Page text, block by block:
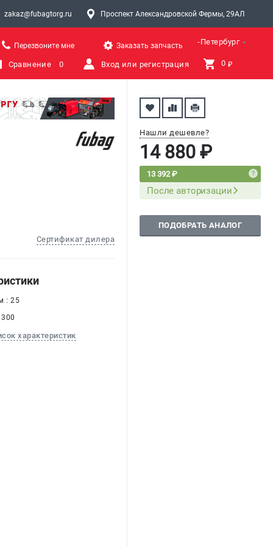
zakaz@fubagtorg.ru Проспект Александровской Фермы, 29АЛ
Санкт-Петербург
Перезвоните мне Заказать запчасть
Сравнение 0 Вход или регистрация 0 ₽
Сертификат дилера
Нашли дешевле?
14 880 ₽
13 392 ₽
После авторизации
ПОДОБРАТЬ АНАЛОГ
: 25
характеристик